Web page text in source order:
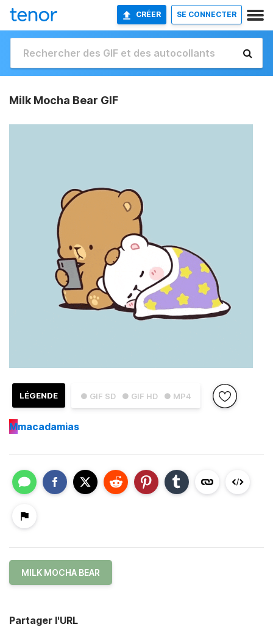
CRÉER SE CONNECTER
Milk Mocha Bear GIF
● GIF SD ● GIF HD ● MP4
LÉGENDE
Mmacadamias
MILK MOCHA BEAR
Partager l'URL